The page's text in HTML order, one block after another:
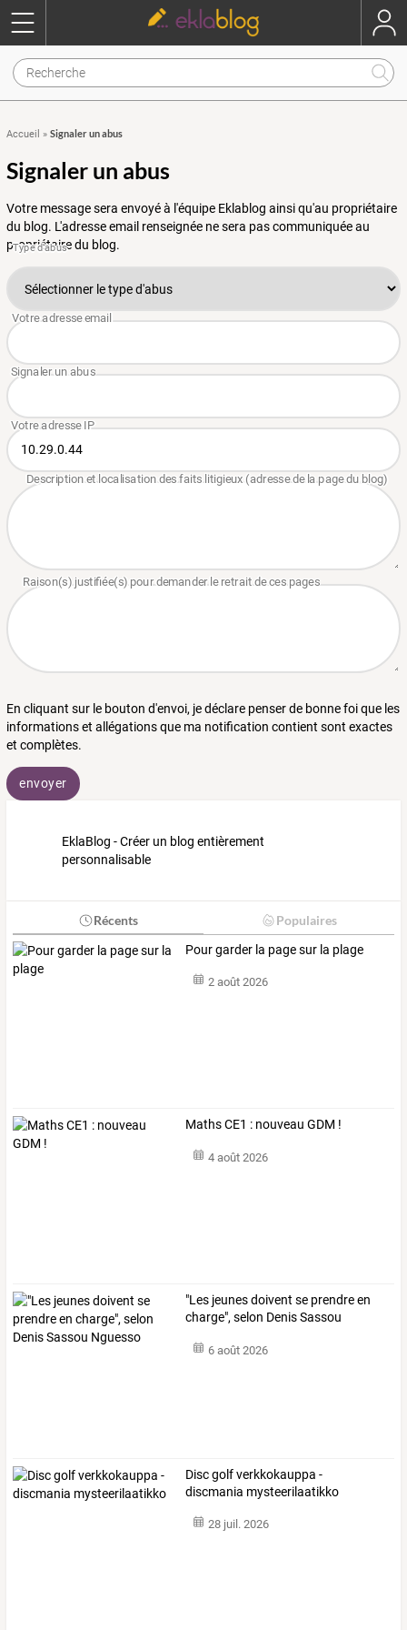
Accueil » Signaler un abus
Signaler un abus
Votre message sera envoyé à l'équipe Eklablog ainsi qu'au propriétaire
du blog. L'adresse email renseignée ne sera pas communiquée au
propriétaire du blog.
En cliquant sur le bouton d'envoi, je déclare penser de bonne foi que les
informations et allégations que ma notification contient sont exactes
et complètes.
envoyer
EklaBlog - Créer un blog entièrement
personnalisable
Récents Populaires
Pour garder la page sur la plage
2 août 2026
Maths CE1 : nouveau GDM !
4 août 2026
"Les jeunes doivent se prendre en
charge", selon Denis Sassou
6 août 2026
Disc golf verkkokauppa -
discmania mysteerilaatikko
28 juil. 2026